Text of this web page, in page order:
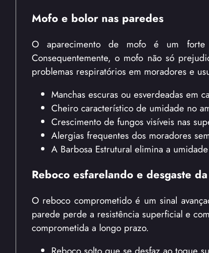
Mofo e bolor nas paredes
O aparecimento de mofo é um forte
Consequentemente, o mofo não só
problemas respiratórios em moradores e
Manchas escuras ou esverdeadas em
Cheiro característico de umidade no
Crescimento de fungos visíveis nas
Alergias frequentes dos moradores
A Barbosa Estrutural elimina a
Reboco esfarelando e desgaste
O reboco comprometido é um sinal
parede perde a resistência superficial e
comprometida a longo prazo.